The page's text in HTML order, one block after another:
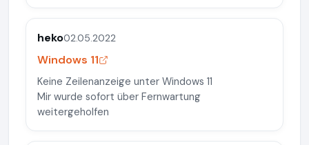
heko02.05.2022
Windows 11
Keine Zeilenanzeige unter Windows 11
Mir wurde sofort über Fernwartung
weitergeholfen